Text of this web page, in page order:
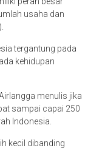
usaha dan
tergantung pada
kehidupan
menulis jika
sampai capai 250
Indonesia.
kecil dibanding